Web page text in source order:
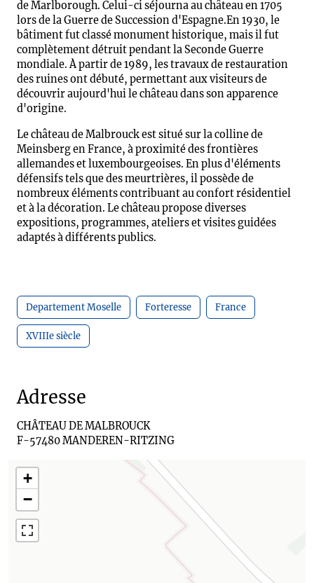
de Marlborough. Celui-ci séjourna au château en 1705
lors de la Guerre de Succession d'Espagne.En 1930, le
bâtiment fut classé monument historique, mais il fut
complètement détruit pendant la Seconde Guerre
mondiale. À partir de 1989, les travaux de restauration
des ruines ont débuté, permettant aux visiteurs de
découvrir aujourd'hui le château dans son apparence
d'origine.
Le château de Malbrouck est situé sur la colline de
Meinsberg en France, à proximité des frontières
allemandes et luxembourgeoises. En plus d'éléments
défensifs tels que des meurtrières, il possède de
nombreux éléments contribuant au confort résidentiel
et à la décoration. Le château propose diverses
expositions, programmes, ateliers et visites guidées
adaptés à différents publics.
Departement Moselle Forteresse France
XVIIIe siècle
Adresse
CHÂTEAU DE MALBROUCK
F-57480 MANDEREN-RITZING
+
−